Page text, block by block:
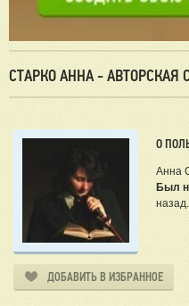
СТАРКО АННА - АВТОРСКАЯ
О
Анна
Был
назад.
ДОБАВИТЬ В ИЗБРАННОЕ